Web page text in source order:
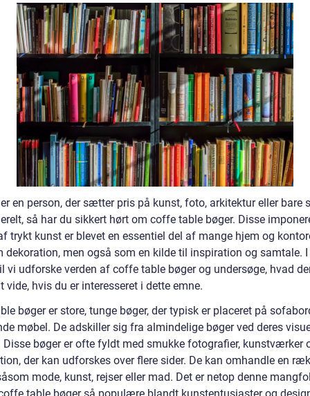
en person, der sætter pris på kunst, foto, arkitektur eller bare
så har du sikkert hørt om coffe table bøger. Disse
trykt kunst er blevet en essentiel del af mange hjem og
dekoration, men også som en kilde til inspiration og samtale. I
vi udforske verden af coffe table bøger og undersøge, hvad
vide, hvis du er interesseret i dette emne.
bøger er store, tunge bøger, der typisk er placeret på
møbel. De adskiller sig fra almindelige bøger ved deres
Disse bøger er ofte fyldt med smukke fotografier, kunstværker
der kan udforskes over flere sider. De kan omhandle en
mode, kunst, rejser eller mad. Det er netop denne
table bøger så populære blandt kunstentusiaster og